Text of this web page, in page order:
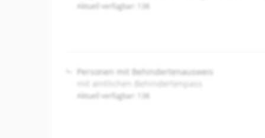
Aktuell verfügbar: 138
Personen mit Behindertenausweis
mit amtlichen Behindertenpass
Aktuell verfügbar: 138